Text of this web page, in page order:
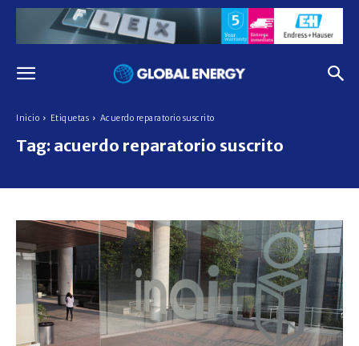
Inicio Etiquetas Acuerdo reparatorio suscrito
Tag: acuerdo reparatorio suscrito